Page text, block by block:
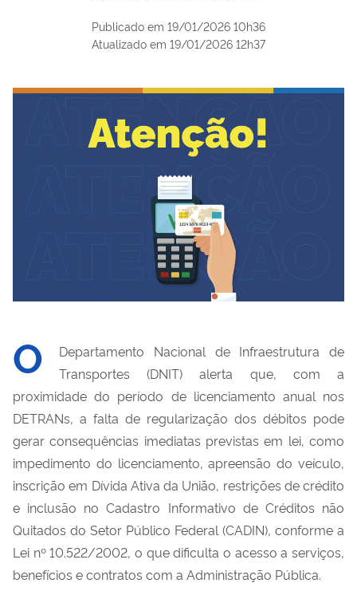
Publicado em 19/01/2026 10h36
Atualizado em 19/01/2026 12h37
O
Departamento Nacional de Infraestrutura de
Transportes (DNIT) alerta que, com a
proximidade do período de licenciamento anual nos
DETRANs, a falta de regularização dos débitos pode
gerar consequências imediatas previstas em lei, como
impedimento do licenciamento, apreensão do veículo,
inscrição em Dívida Ativa da União, restrições de crédito
e inclusão no Cadastro Informativo de Créditos não
Quitados do Setor Público Federal (CADIN), conforme a
Lei nº 10.522/2002, o que dificulta o acesso a serviços,
benefícios e contratos com a Administração Pública.